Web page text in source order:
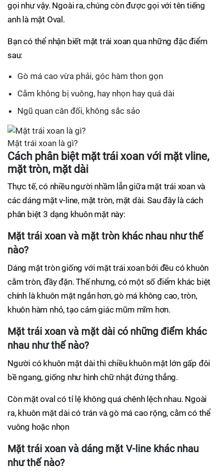
gọi như vậy. Ngoài ra, chúng còn được gọi với tên tiếng
anh là mặt Oval.
Bạn có thể nhận biết mặt trái xoan qua những đặc điểm
sau:
Gò má cao vừa phải, góc hàm thon gọn
Cằm không bị vuông, hay nhọn hay quá dài
Ngũ quan cân đối, không sắc sảo
Mặt trái xoan là gì?
Cách phân biệt mặt trái xoan với mặt vline,
mặt tròn, mặt dài
Thực tế, có nhiều người nhầm lẫn giữa mặt trái xoan và
các dáng mặt v-line, mặt tròn, mặt dài. Sau đây là cách
phân biệt 3 dạng khuôn mặt này:
Mặt trái xoan và mặt tròn khác nhau như thế
nào?
Dáng mặt tròn giống với mặt trái xoan bởi đều có khuôn
cằm tròn, đầy đặn. Thế nhưng, có một số điểm khác biệt
chính là khuôn mặt ngắn hơn, gò má không cao, tròn,
khuôn hàm nhỏ, tạo cảm giác mũm mĩm hơn.
Mặt trái xoan và mặt dài có những điểm khác
nhau như thế nào?
Người có khuôn mặt dài thì chiều khuôn mặt lớn gấp đôi
bề ngang, giống như hình chữ nhật đứng thẳng.
Còn mặt oval có tỉ lệ không quá chênh lệch nhau. Ngoài
ra, khuôn mặt dài có trán và gò má cao rộng, cằm có thể
vuông hoặc nhọn
Mặt trái xoan và dáng mặt V-line khác nhau
như thế nào?